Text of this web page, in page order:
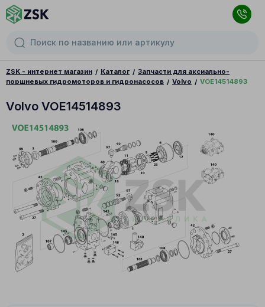
ZSK - интернет магазин Каталог
Запчасти для аксиально-
поршневых гидромоторов и гидронасосов
Volvo VOE14514893
Volvo VOE14514893